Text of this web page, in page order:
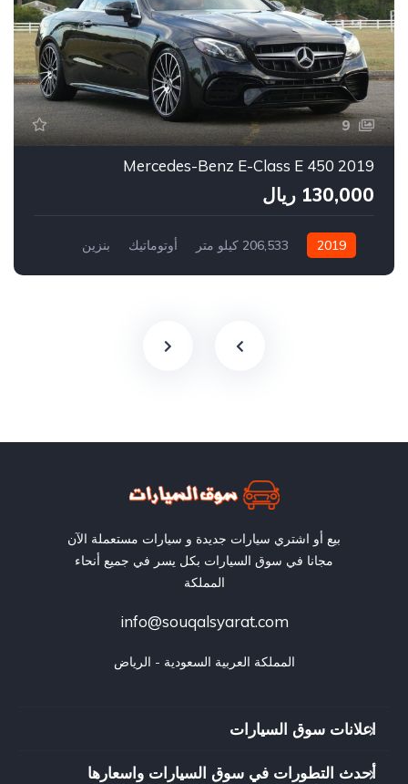
9
2019 Mercedes-Benz E-Class E 450
130,000 ريال
2019 206,533 كيلو متر أوتوماتيك
بنزين
بيع أو اشتري سيارات جديدة و سيارات مستعملة الآن
مجانا في سوق السيارات بكل يسر في جميع أنحاء
المملكة
info@souqalsyarat.com
المملكة العربية السعودية - الرياض
اعلانات سوق السيارات
أحدث التطورات في سوق السيارات واسعارها